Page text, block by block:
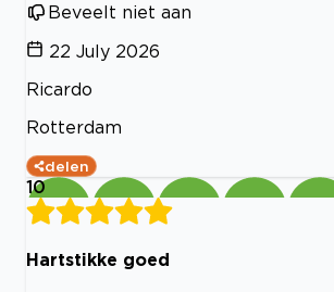
Beveelt niet aan
22 July 2026
Ricardo
Rotterdam
delen
10
Hartstikke goed